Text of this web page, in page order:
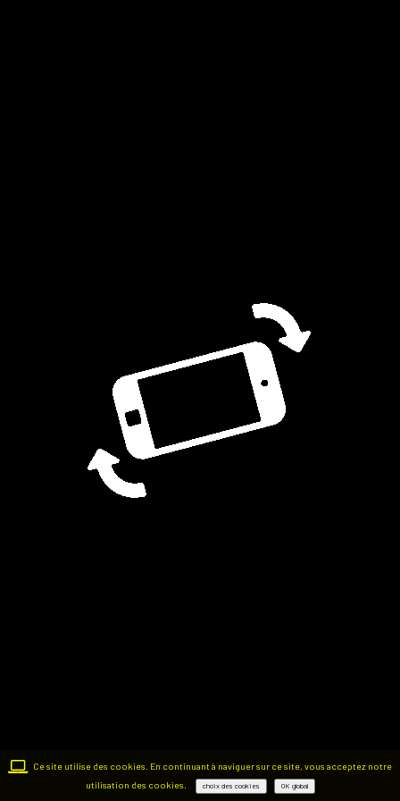
Ce site utilise des cookies. En continuant à naviguer sur ce site, vous acceptez notre
utilisation des cookies.
choix des cookies OK global